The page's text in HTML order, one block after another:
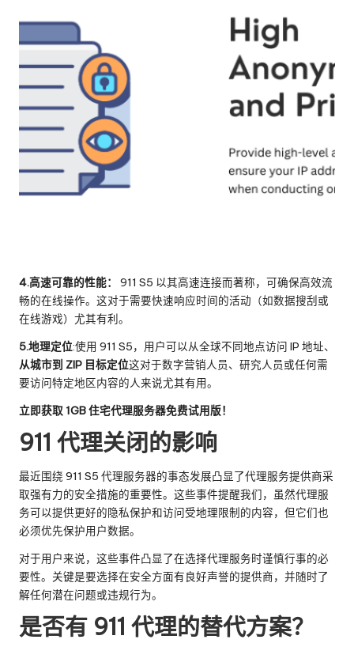
4.高速可靠的性能：
911 S5 以其高速连接而著称，可确保高效流
畅的在线操作。这对于需要快速响应时间的活动（如数据搜刮或
在线游戏）尤其有利。
5.地理定位:使用 911 S5，用户可以从全球不同地点访问 IP 地址、
从城市到 ZIP 目标定位这对于数字营销人员、研究人员或任何需
要访问特定地区内容的人来说尤其有用。
立即获取 1GB 住宅代理服务器免费试用版！
911 代理关闭的影响
最近围绕 911 S5 代理服务器的事态发展凸显了代理服务提供商采
取强有力的安全措施的重要性。这些事件提醒我们，虽然代理服
务可以提供更好的隐私保护和访问受地理限制的内容，但它们也
必须优先保护用户数据。
对于用户来说，这些事件凸显了在选择代理服务时谨慎行事的必
要性。关键是要选择在安全方面有良好声誉的提供商，并随时了
解任何潜在问题或违规行为。
是否有 911 代理的替代方案？